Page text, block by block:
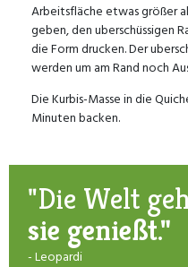
Arbeitsfläche etwas größer
geben, den uberschüssigen
die Form drucken. Der
werden um am Rand noch
Die Kurbis-Masse in die
Minuten backen.
"Die Welt
sie genießt."
- Leopardi